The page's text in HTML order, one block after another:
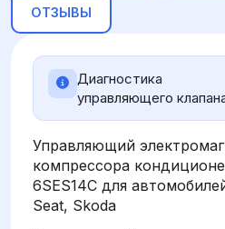
ОТЗЫВЫ
Диагностика
управляющего
Управляющий
компрессора
6SES14C для
Seat, Skoda